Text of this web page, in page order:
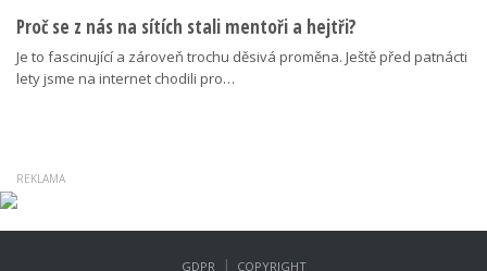
Proč se z nás na sítích stali mentoři a hejtři?
Je to fascinující a zároveň trochu děsivá proměna. Ještě před patnácti
lety jsme na internet chodili pro…
GDPR | COPYRIGHT